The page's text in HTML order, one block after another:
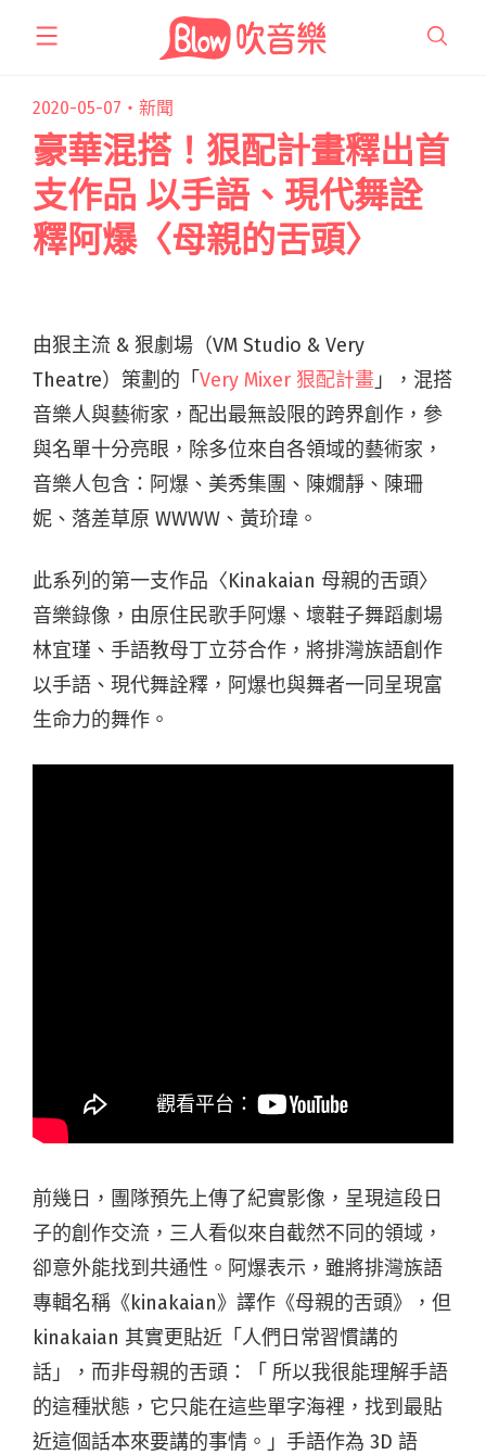
2020-05-07・ 新聞
豪華混搭！狠配計畫釋出首
支作品 以手語、現代舞詮
釋阿爆〈母親的舌頭〉
由狠主流 & 狠劇場（VM Studio & Very
Theatre）策劃的「 Very Mixer 狠配計畫 」，混搭
音樂人與藝術家，配出最無設限的跨界創作，參
與名單十分亮眼，除多位來自各領域的藝術家，
音樂人包含：阿爆、美秀集團、陳嫺靜、陳珊
妮、落差草原 WWWW、黃玠瑋。
此系列的第一支作品〈Kinakaian 母親的舌頭〉
音樂錄像，由原住民歌手阿爆、壞鞋子舞蹈劇場
林宜瑾、手語教母丁立芬合作，將排灣族語創作
以手語、現代舞詮釋，阿爆也與舞者一同呈現富
生命力的舞作。
前幾日，團隊預先上傳了紀實影像，呈現這段日
子的創作交流，三人看似來自截然不同的領域，
卻意外能找到共通性。阿爆表示， 雖將排灣族語
專輯名稱《kinakaian》譯作《母親的舌頭》，但
kinakaian 其實更貼近「人們日常習慣講的
話」，而非母親的舌頭 ：「 所以我很能理解手語
的這種狀態，它只能在這些單字海裡，找到最貼
近這個話本來要講的事情。」手語作為 3D 語